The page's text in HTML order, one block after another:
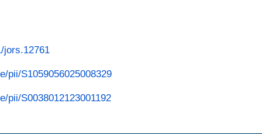
jors.12761
pii/S1059056025008329
pii/S0038012123001192